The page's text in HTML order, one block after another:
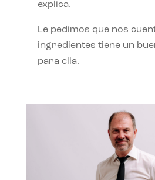
explica.
Le pedimos que nos
ingredientes tiene un
para ella.